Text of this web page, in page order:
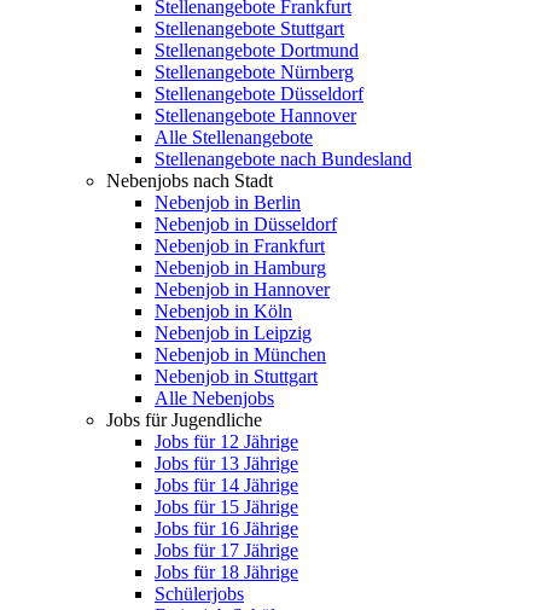
Stellenangebote Frankfurt
Stellenangebote Stuttgart
Stellenangebote Dortmund
Stellenangebote Nürnberg
Stellenangebote Düsseldorf
Stellenangebote Hannover
Alle Stellenangebote
Stellenangebote nach Bundesland
Nebenjobs nach Stadt
Nebenjob in Berlin
Nebenjob in Düsseldorf
Nebenjob in Frankfurt
Nebenjob in Hamburg
Nebenjob in Hannover
Nebenjob in Köln
Nebenjob in Leipzig
Nebenjob in München
Nebenjob in Stuttgart
Alle Nebenjobs
Jobs für Jugendliche
Jobs für 12 Jährige
Jobs für 13 Jährige
Jobs für 14 Jährige
Jobs für 15 Jährige
Jobs für 16 Jährige
Jobs für 17 Jährige
Jobs für 18 Jährige
Schülerjobs